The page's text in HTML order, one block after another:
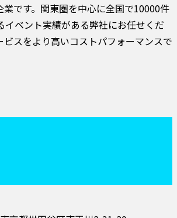
業です。関東圏を中心に全国で10000件
イベント実績がある弊社にお任せくだ
ビスをより高いコストパフォーマンスで